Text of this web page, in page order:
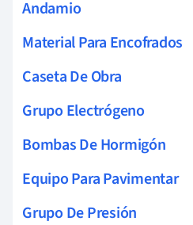
Andamio
Material Para Encofrados
Caseta De Obra
Grupo Electrógeno
Bombas De Hormigón
Equipo Para Pavimentar
Grupo De Presión